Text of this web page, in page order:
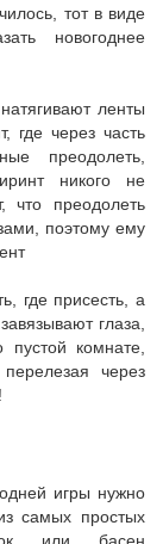
тот в виде
новогоднее
ленты
где через часть
преодолеть,
никого не
что преодолеть
поэтому ему
где присесть, а
глаза,
комнате,
через
игры нужно
самых простых